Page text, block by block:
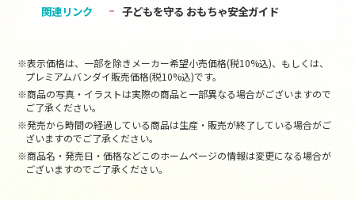
関連リンク
子どもを守る おもちゃ安全ガイド
※表示価格は、一部を除きメーカー希望小売価格(税10%込)、もしくは、
プレミアムバンダイ販売価格(税10%込)です。
※商品の写真・イラストは実際の商品と一部異なる場合がございますので
ご了承ください。
※発売から時間の経過している商品は生産・販売が終了している場合がご
ざいますのでご了承ください。
※商品名・発売日・価格などこのホームページの情報は変更になる場合が
ございますのでご了承ください。